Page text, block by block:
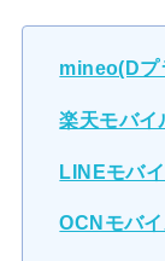
mineo(Dプ
楽天モバイ
LINEモバ
OCNモバ